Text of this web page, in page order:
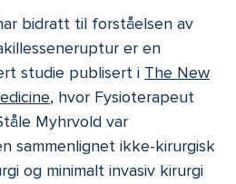
bidratt til forståelsen av
er en
studie publisert i The New
, hvor Fysioterapeut
Myhrvold var
sammenlignet ikke-kirurgisk
og minimalt invasiv kirurgi